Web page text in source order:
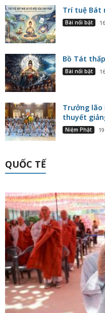
Trí tuệ Bát
Bài nổi bật
Bồ Tát
Bài nổi bật
Trưởng lão
thuyết
Niệm Phật
QUỐC TẾ